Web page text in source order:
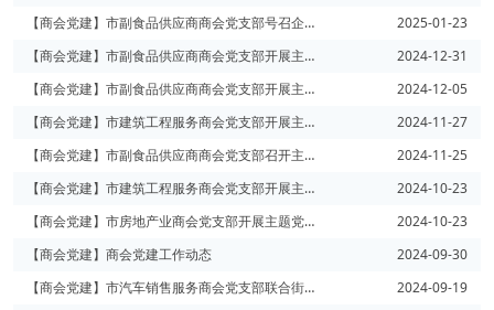
【商会党建】市副食品供应商商会党支部号召企业献爱心
2025-01-23
【商会党建】市副食品供应商商会党支部开展主题党日活动
2024-12-31
【商会党建】市副食品供应商商会党支部开展主题党日活动
2024-12-05
【商会党建】市建筑工程服务商会党支部开展主题党日活动
2024-11-27
【商会党建】市副食品供应商商会党支部召开主题党日活动会议
2024-11-25
【商会党建】市建筑工程服务商会党支部开展主题党日活动
2024-10-23
【商会党建】市房地产业商会党支部开展主题党日活动
2024-10-23
【商会党建】商会党建工作动态
2024-09-30
【商会党建】市汽车销售服务商会党支部联合街道为群众办实事
2024-09-19